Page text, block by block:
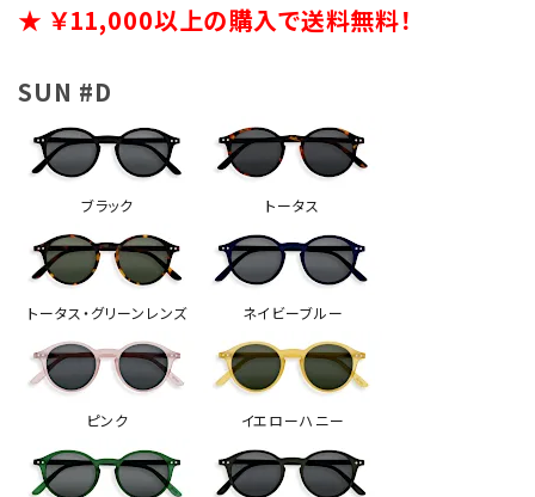
★ ￥11,000以上の購入で送料無料！
SUN #D
ブラック トータス
トータス・グリーンレンズ ネイビーブルー
ピンク イエローハニー